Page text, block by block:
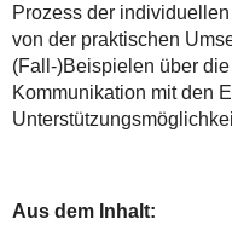
Prozess der
von der praktischen
(Fall-)Beispielen über
Kommunikation mit den
Aus dem Inhalt: